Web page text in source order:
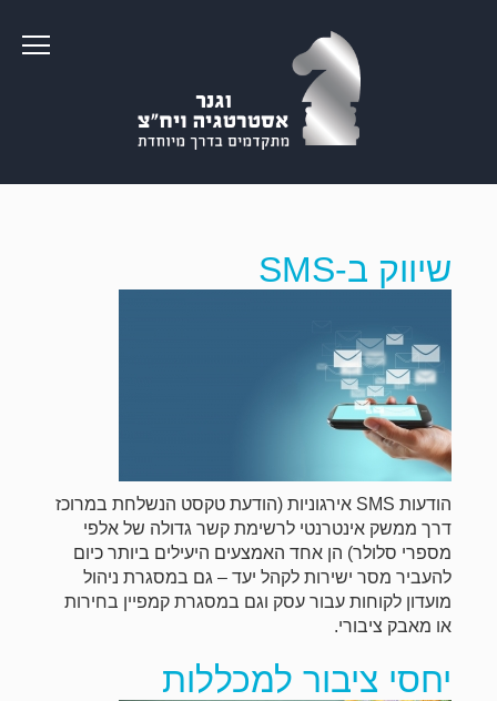
שיווק ב-SMS
הודעות SMS אירגוניות (הודעת טקסט הנשלחת במרוכז
דרך ממשק אינטרנטי לרשימת קשר גדולה של אלפי
מספרי סלולר) הן אחד האמצעים היעילים ביותר כיום
להעביר מסר ישירות לקהל יעד – גם במסגרת ניהול
מועדון לקוחות עבור עסק וגם במסגרת קמפיין בחירות
או מאבק ציבורי.
יחסי ציבור למכללות